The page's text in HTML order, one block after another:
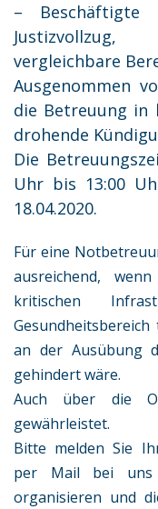
– Beschäftigte
vergleichbare
Ausgenommen
die Betreuung in
drohende
Die
Uhr bis 13:00
18.04.2020.
Für eine
ausreichend,
kritischen
an der Ausübung
gehindert wäre.
Auch über die
gewährleistet.
Bitte melden Sie
per Mail bei
organisieren und